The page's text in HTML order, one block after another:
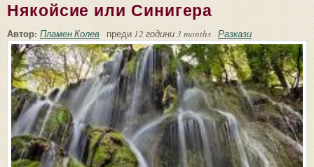
Някойсие или Синигера
Автор: Пламен Колев преди 12 години 3 months Разкази